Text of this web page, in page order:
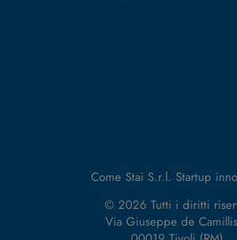
Come Stai S.r.l. Startup
© 2026 Tutti i diritti
Via Giuseppe de